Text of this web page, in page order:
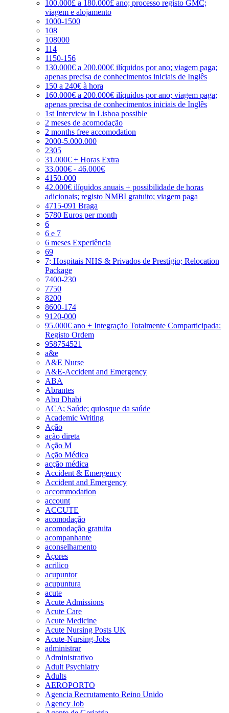
100.000£ a 180.000£ ano; processo registo GMC;
viagem e alojamento
1000-1500
108
108000
114
1150-156
130.000€ a 200.000€ ilíquidos por ano; viagem paga;
apenas precisa de conhecimentos iniciais de Inglês
150 a 240€ à hora
160.000€ a 200.000€ ilíquidos por ano; viagem paga;
apenas precisa de conhecimentos iniciais de Inglês
1st Interview in Lisboa possible
2 meses de acomodação
2 months free accomodation
2000-5.000.000
2305
31.000€ + Horas Extra
33.000€ - 46.000€
4150-000
42.000€ ilíquidos anuais + possibilidade de horas
adicionais; registo NMBI gratuito; viagem paga
4715-091 Braga
5780 Euros per month
6
6 e 7
6 meses Experiência
69
7; Hospitais NHS & Privados de Prestígio; Relocation
Package
7400-230
7750
8200
8600-174
9120-000
95.000€ ano + Integração Totalmente Comparticipada:
Registo Ordem
958754521
a&e
A&E Nurse
A&E-Accident and Emergency
ABA
Abrantes
Abu Dhabi
ACA; Saúde; quiosque da saúde
Academic Writing
Ação
ação direta
Ação M
Ação Médica
acção médica
Accident & Emergency
Accident and Emergency
accommodation
account
ACCUTE
acomodação
acomodação gratuita
acompanhante
aconselhamento
Açores
acrilico
acupuntor
acupuntura
acute
Acute Admissions
Acute Care
Acute Medicine
Acute Nursing Posts UK
Acute-Nursing-Jobs
administrar
Administrativo
Adult Psychiatry
Adults
AEROPORTO
Agencia Recrutamento Reino Unido
Agency Job